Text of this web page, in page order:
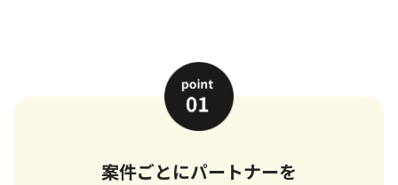
案件ごとにパートナーを